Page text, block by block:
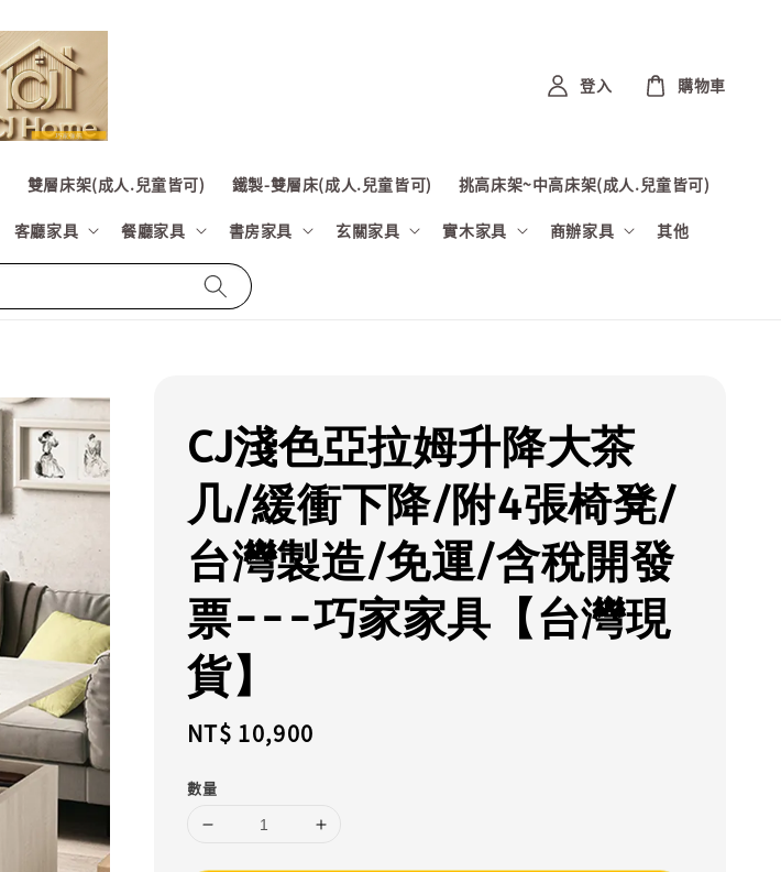
雙層床架(成人.兒童皆可) 鐵製-雙層床(成人.兒童皆可) 挑高床架~中高床架(成人.兒童皆可)
客廳家具 餐廳家具 書房家具 玄關家具 實木家具 商辦家具 其他
登入 購物車
CJ淺色亞拉姆升降大茶
几/緩衝下降/附4張椅凳/
台灣製造/免運/含稅開發
票---巧家家具【台灣現
貨】
Regular
NT$ 10,900
數量